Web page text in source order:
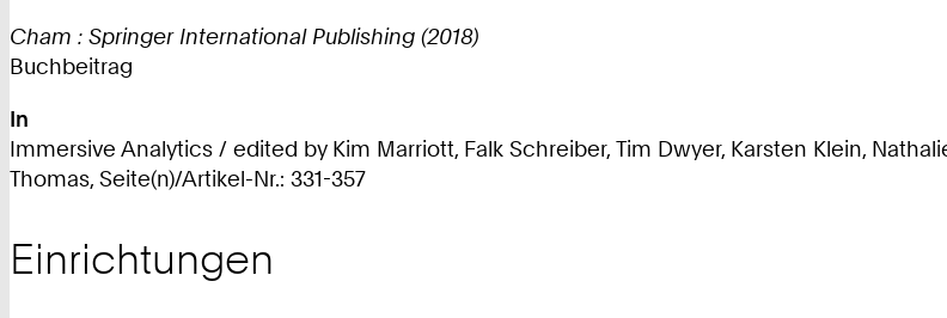
Cham : Springer International Publishing (2018)
Buchbeitrag
In
Immersive Analytics / edited by Kim Marriott, Falk Schreiber, Tim Dwyer, Karsten Klein,
Thomas, Seite(n)/Artikel-Nr.: 331-357
Einrichtungen